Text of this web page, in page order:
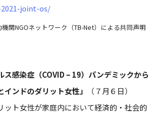
joint-os/
関NGOネットワーク（TB-Net）による共同声明
ス感染症（COVID – 19）パンデミックから
ンドのダリット女性」
（７月６日）
ット女性が家庭内において経済的・社会的